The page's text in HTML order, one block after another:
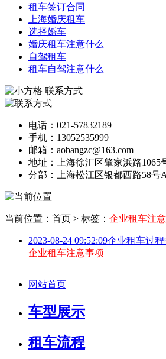
租车签订合同
上海婚庆租车
选择婚车
婚庆租车注意什么
自驾租车
租车自驾注意什么
联系方式
电话：021-57832189
手机：13052535999
邮箱：aobangzc@163.com
地址：上海徐汇区肇家浜路1065
分部：上海松江区银都西路58号
当前位置：首页 > 标签： 企业租车注
2023-08-24 09:52:09企业租车过
企业租车注意事项
网站首页
车型展示
租车流程